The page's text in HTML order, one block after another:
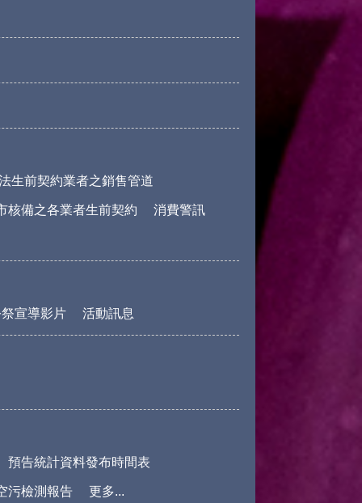
生前契約業者之銷售管道
核備之各業者生前契約 消費警訊
宣導影片 活動訊息
預告統計資料發布時間表
污檢測報告 更多...